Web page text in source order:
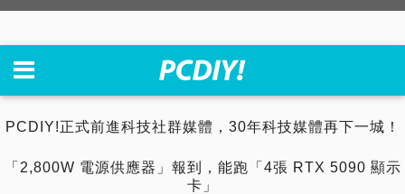
PCDIY!正式前進科技社群媒體，30年科技媒體再下一城！
「2,800W 電源供應器」報到，能跑「4張 RTX 5090 顯示
卡」